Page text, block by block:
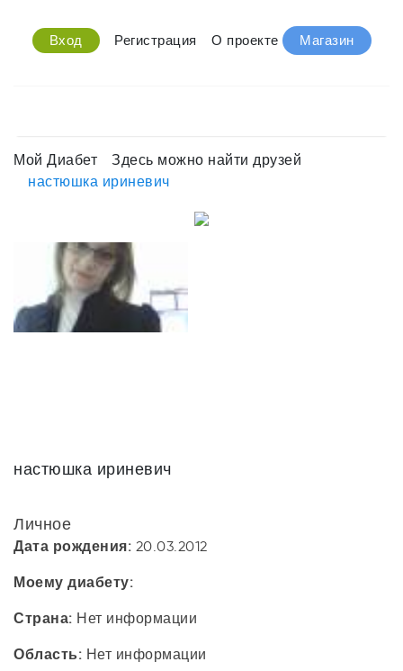
Вход Регистрация О проекте Магазин
Мой Диабет
Здесь можно найти друзей
настюшка ириневич
настюшка ириневич
Личное
Дата рождения: 20.03.2012
Моему диабету:
Страна: Нет информации
Область: Нет информации